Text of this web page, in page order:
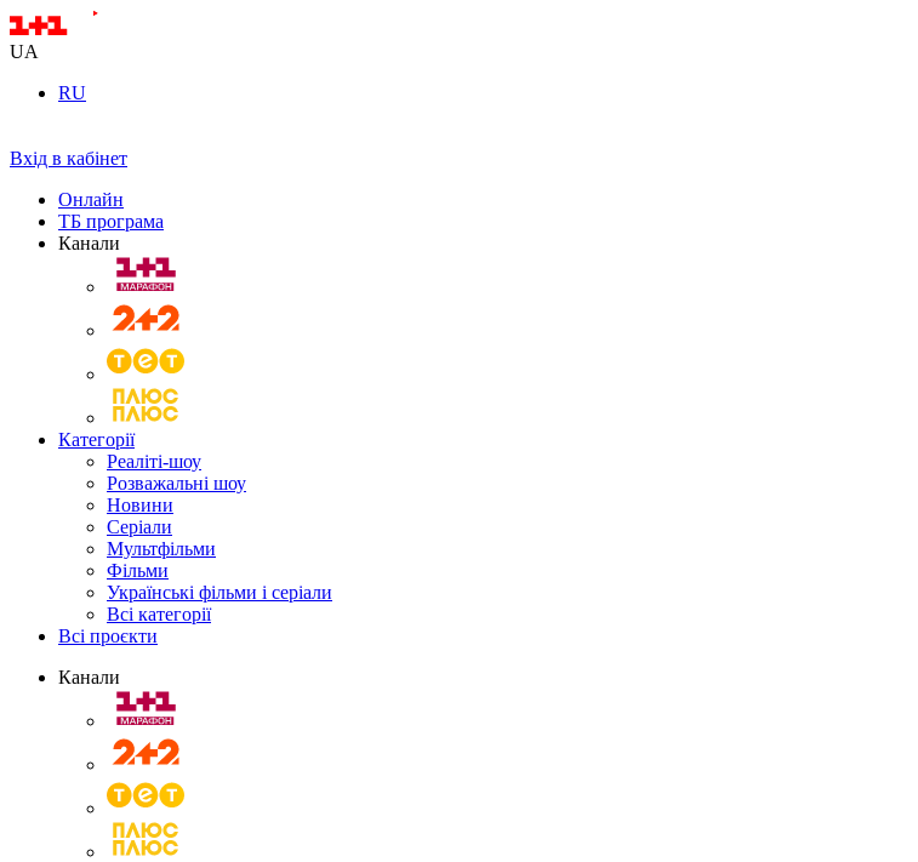
UA
RU
Вхід в кабінет
Онлайн
ТБ програма
Канали
Категорії
Реаліті-шоу
Розважальні шоу
Новини
Серіали
Мультфільми
Фільми
Українські фільми і серіали
Всі категорії
Всі проєкти
Канали